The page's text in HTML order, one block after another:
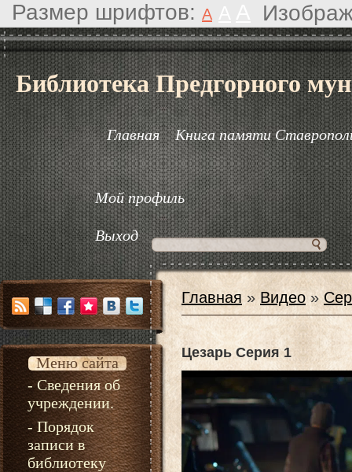
Размер шрифтов: A
Библиотека Предгорного
Главная Книга памяти
Мой профиль
Выход
Меню сайта
- Сведения об
учреждении.
- Порядок
записи в
библиотеку
Главная »Видео »
Цезарь Серия 1